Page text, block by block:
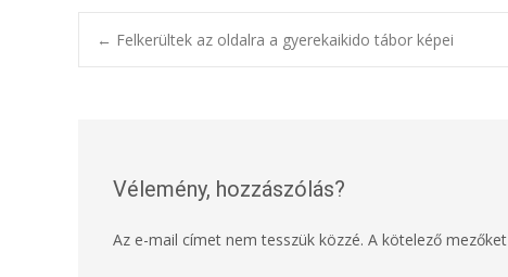
Post
← Felkerültek az oldalra a gyerekaikido tábor képei
Vélemény, hozzászólás?
Az e-mail címet nem tesszük közzé. A kötelező mezőket